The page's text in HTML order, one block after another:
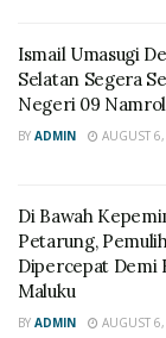
Ismail Umasugi
Selatan Segera
Negeri 09
BY ADMIN AUGUST
Di Bawah
Petarung,
Dipercepat Demi
Maluku
BY ADMIN AUGUST